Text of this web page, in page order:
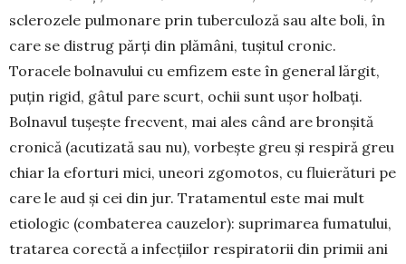
sclerozele pulmonare prin tu­berculoză sau alte boli, în
care se distrug părți din plămâni, tușitul cronic.
Toracele bolnavului cu em­fizem este în general lărgit,
puțin rigid, gâtul pare scurt, ochii sunt ușor holbați.
Bolnavul tușește frec­vent, mai ales când are bronșită
cro­nică (acutizată sau nu), vorbește greu și respiră greu
chiar la eforturi mici, uneori zgomotos, cu fluieră­turi pe
care le aud și cei din jur. Tra­tamentul este mai mult
etiologic (com­baterea cauzelor): suprimarea fu­matului,
tratarea corectă a infec­țiilor respiratorii din primii ani